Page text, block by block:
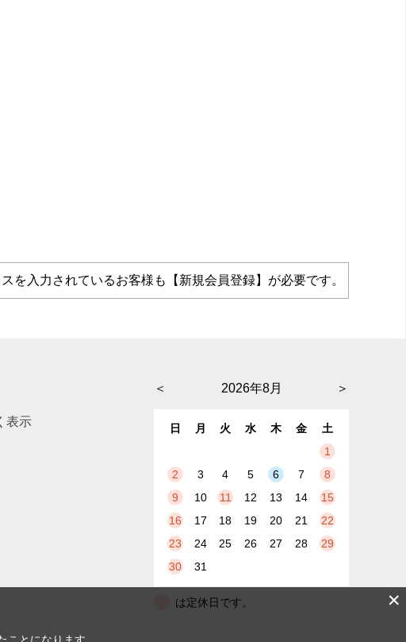
入力されているお客様も【新規会員登録】が必要です。
表示
＜ ＞
2026年8月
日 月 火 水 木 金
土
1
2
3 4 5 6 7
8
9
10 11 12 13 14
15
16
17 18 19 20 21
22
23
24 25 26 27 28
29
30
31
は定休日です。 ✕